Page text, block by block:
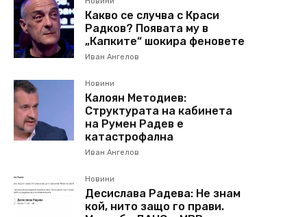
Какво се случва с Краси
Радков? Появата му в
„Капките“ шокира феновете
Иван Ангелов
Новини
Калоян Методиев:
Структурата на кабинета
на Румен Радев е
катастрофална
Иван Ангелов
Новини
Десислава Радева: Не знам
кой, нито защо го прави.